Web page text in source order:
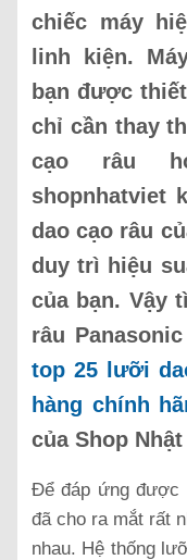
chiếc máy
linh kiện.
bạn được
chỉ cần thay
cạo râu
shopnhatviet
dao cạo râu
duy trì hiệu
của bạn. Vậy
râu
top 25 lưỡi
hàng chính
của Shop
Để đáp ứng được
đã cho ra mắt rất
nhau. Hệ thống